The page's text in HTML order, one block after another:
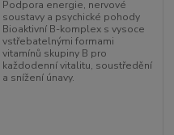
Podpora energie, nervové
soustavy a psychické pohody
Bioaktivní B-komplex s vysoce
vstřebatelnými formami
vitamínů skupiny B pro
každodenní vitalitu, soustředění
a snížení únavy.